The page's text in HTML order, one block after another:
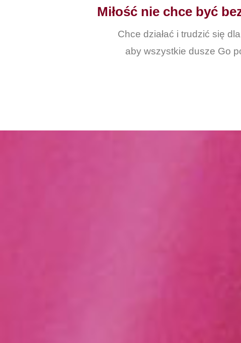
Miłość nie chce być
Chce działać i trudzić się
aby wszystkie dusze Go